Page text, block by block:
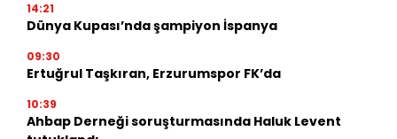
14:21
Dünya Kupası’nda şampiyon İspanya
09:30
Ertuğrul Taşkıran, Erzurumspor FK’da
10:39
Ahbap Derneği soruşturmasında Haluk Levent